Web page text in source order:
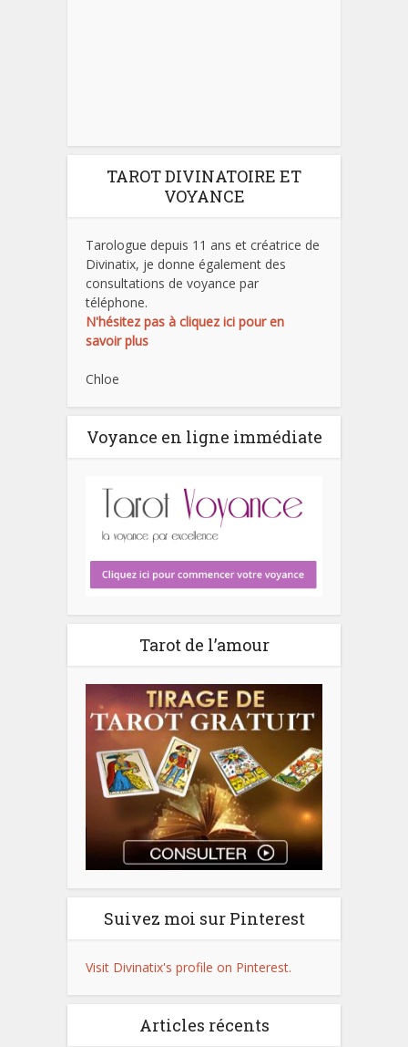
TAROT DIVINATOIRE ET
VOYANCE
Tarologue depuis 11 ans et créatrice de
Divinatix, je donne également des
consultations de voyance par
téléphone.
N'hésitez pas à cliquez ici pour en
savoir plus
Chloe
Voyance en ligne immédiate
Tarot de l’amour
Suivez moi sur Pinterest
Visit Divinatix's profile on Pinterest.
Articles récents